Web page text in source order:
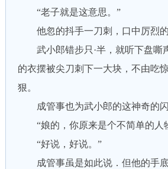
“老子就是这意思。”
他忽的抖手一刀刺，口中厉烈的
武小郎错步只·半，就听下盘嘶
的衣摆被尖刀刺下一大块，不由吃
狠。
成管事也为武小郎的这神奇的闪
“娘的，你原来是个不简单的人
“好说，好说。”
成管事虽是如此说．但他的手底